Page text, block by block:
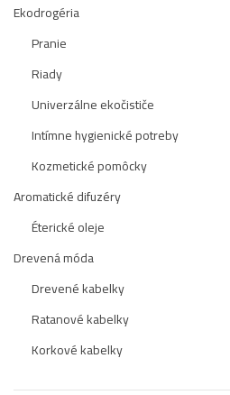
Ekodrogéria
Pranie
Riady
Univerzálne ekočističe
Intímne hygienické potreby
Kozmetické pomôcky
Aromatické difuzéry
Éterické oleje
Drevená móda
Drevené kabelky
Ratanové kabelky
Korkové kabelky